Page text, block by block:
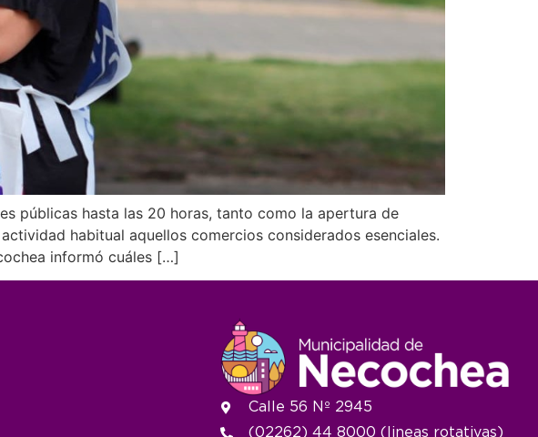
públicas hasta las 20 horas, tanto como la apertura de
habitual aquellos comercios considerados esenciales.
informó cuáles […]
Calle 56 Nº 2945
(02262) 44 8000 (lineas rotativas)